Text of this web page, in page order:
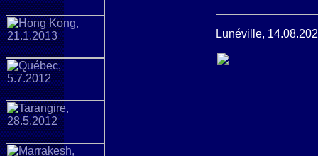
Lunéville,